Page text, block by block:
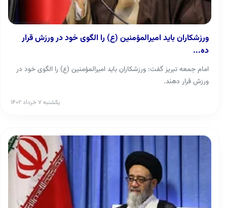
ورزشکاران باید امیرالمؤمنین (ع) را الگوی خود در ورزش قرار
ده...
امام جمعه تبریز گفت: ورزشکاران باید امیرالمؤمنین (ع) را الگوی خود در
ورزش قرار دهند.
یکشنبه ۷ خرداد ۱۴۰۲